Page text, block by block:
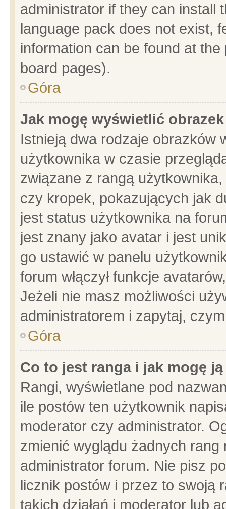
administrator if they can install
language pack does not exist,
information can be found at
board pages).
Góra
Jak mogę wyświetlić
Istnieją dwa rodzaje obrazków
użytkownika w czasie
związane z rangą
czy kropek, pokazujących jak
jest status użytkownika na
jest znany jako avatar i jest
go ustawić w panelu
forum włączył funkcje
Jeżeli nie masz możliwości
administratorem i zapytaj,
Góra
Co to jest ranga i jak mogę
Rangi, wyświetlane pod
ile postów ten użytkownik
moderator czy administrator.
zmienić wyglądu żadnych
administrator forum. Nie pisz
licznik postów i przez to swoją
takich działań i moderator lub